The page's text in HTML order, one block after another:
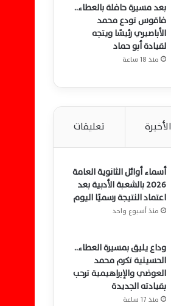
بعد مسيرة حافلة بالعطاء..
فاقوس تودع محمد
الأباصيري رئيسًا ويتجه
لقيادة أبو حماد
منذ 18 ساعة
الأخيرة تعليقات
أسماء أوائل الثانوية العامة
2026 بالشعبة الأدبية بعد
اعتماد النتيجة رسميًا اليوم
منذ أسبوع واحد
وداع يليق بمسيرة العطاء..
الحسينية تكرم محمد
العوضي والإبراهيمية ترحب
بقيادته الجديدة
منذ 17 ساعة